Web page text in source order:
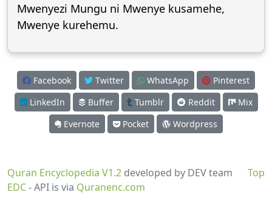
Mwenyezi Mungu ni Mwenye kusamehe,
Mwenye kurehemu.
Facebook Twitter WhatsApp
Pinterest
LinkedIn
Buffer Tumblr Reddit
Mix
Evernote
Pocket Wordpress
Top
Quran Encyclopedia V1.2 developed by DEV team
EDC- API is via Quranenc.com